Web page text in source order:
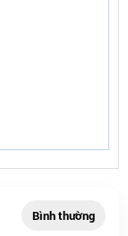
Bình thường